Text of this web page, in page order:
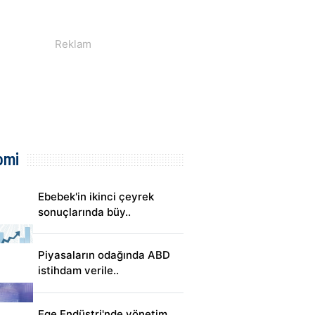
Ebebek'in ikinci çeyrek
sonuçlarında büy..
Piyasaların odağında ABD
istihdam verile..